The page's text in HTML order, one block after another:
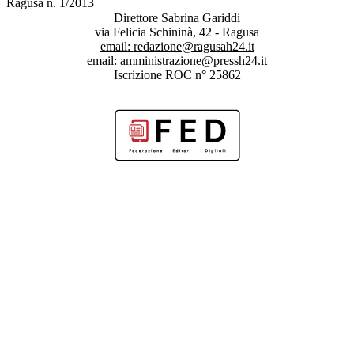
Ragusa n. 1/2013
Direttore Sabrina Gariddi
via Felicia Schininà, 42 - Ragusa
email: redazione@ragusah24.it
email: amministrazione@pressh24.it
Iscrizione ROC n° 25862